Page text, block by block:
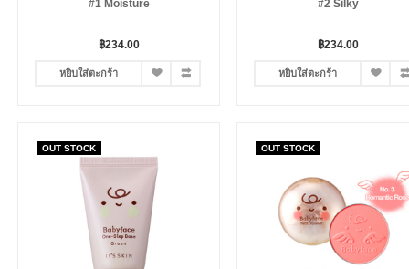
#1 Moisture
฿234.00
หยิบใส่ตะกร้า
#2 Silky
฿234.00
หยิบใส่ตะกร้า
OUT STOCK OUT STOCK